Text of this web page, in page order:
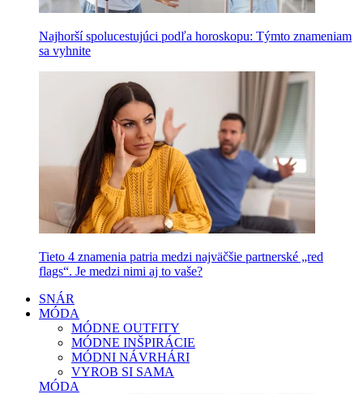
Najhorší spolucestujúci podľa horoskopu: Týmto znameniam
sa vyhnite
Tieto 4 znamenia patria medzi najväčšie partnerské „red
flags“. Je medzi nimi aj to vaše?
SNÁR
MÓDA
MÓDNE OUTFITY
MÓDNE INŠPIRÁCIE
MÓDNI NÁVRHÁRI
VYROB SI SAMA
MÓDA